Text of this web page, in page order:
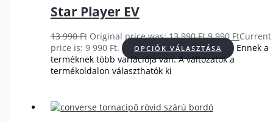
Star Player EV
13 990Ft Original price was: 13 990 Ft.9 990 FtCurrent
price is: 9 990 Ft.
OPCIÓK VÁLASZTÁSA
Ennek a
terméknek több variációja van. A változatok a
termékoldalon választhatók ki